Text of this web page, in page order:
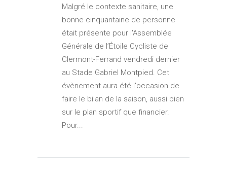
Malgré le contexte sanitaire, une
bonne cinquantaine de personne
était présente pour l'Assemblée
Générale de l’Étoile Cycliste de
Clermont-Ferrand vendredi dernier
au Stade Gabriel Montpied. Cet
évènement aura été l'occasion de
faire le bilan de la saison, aussi bien
sur le plan sportif que financier.
Pour...